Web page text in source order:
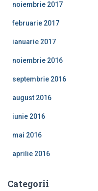
noiembrie 2017
februarie 2017
ianuarie 2017
noiembrie 2016
septembrie 2016
august 2016
iunie 2016
mai 2016
aprilie 2016
Categorii